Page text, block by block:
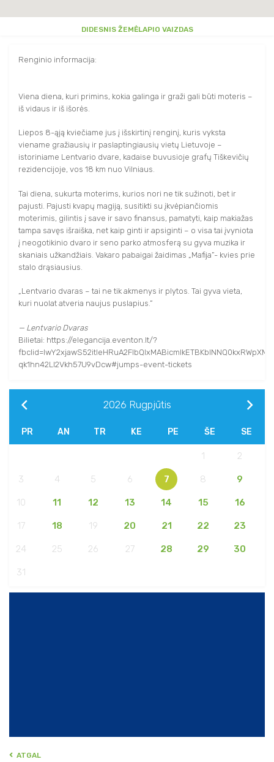
DIDESNIS ŽEMĖLAPIO VAIZDAS
Renginio informacija:
Viena diena, kuri primins, kokia galinga ir graži gali būti moteris –
iš vidaus ir iš išorės.
Liepos 8-ąją kviečiame jus į išskirtinį renginį, kuris vyksta
viename gražiausių ir paslaptingiausių vietų Lietuvoje –
istoriniame Lentvario dvare, kadaise buvusioje grafų Tiškevičių
rezidencijoje, vos 18 km nuo Vilniaus.
Tai diena, sukurta moterims, kurios nori ne tik sužinoti, bet ir
pajusti. Pajusti kvapų magiją, susitikti su įkvėpiančiomis
moterimis, gilintis į save ir savo finansus, pamatyti, kaip makiažas
tampa savęs išraiška, net kaip ginti ir apsiginti – o visa tai įvyniota
į neogotikinio dvaro ir seno parko atmosferą su gyva muzika ir
skaniais užkandžiais. Vakaro pabaigai žaidimas „Mafija”- kvies prie
stalo drąsiausius.
„Lentvario dvaras – tai ne tik akmenys ir plytos. Tai gyva vieta,
kuri nuolat atveria naujus puslapius.”
— Lentvario Dvaras
Bilietai: https://elegancija.eventon.lt/?
qk1hn42LI2Vkh57U9vDcw#jumps-event-tickets
2026 Rugpjūtis
PR AN TR KE PE ŠE SE
1 2
3 4 5 6 7 8 9
10 11 12 13 14 15 16
17 18 19 20 21 22 23
24 25 26 27 28 29 30
31
ATGAL